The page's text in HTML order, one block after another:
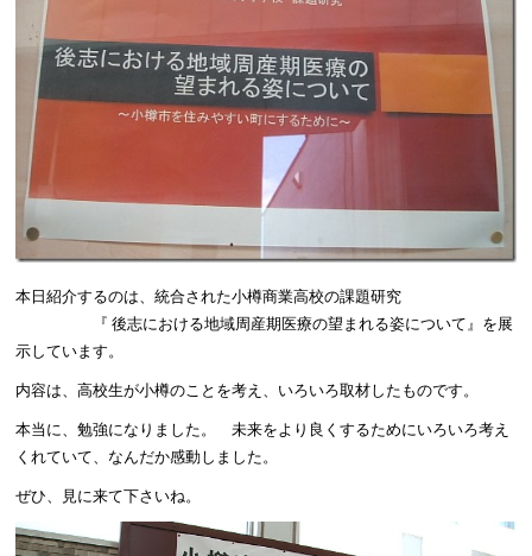
本日紹介するのは、統合された小樽商業高校の課題研究
『 後志における地域周産期医療の望まれる姿について』を展
示しています。
内容は、高校生が小樽のことを考え、いろいろ取材したものです。
本当に、勉強になりました。 未来をより良くするためにいろいろ考え
くれていて、なんだか感動しました。
ぜひ、見に来て下さいね。